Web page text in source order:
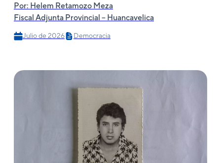
Por: Helem Retamozo Meza
Fiscal Adjunta Provincial – Huancavelica
Julio de 2026 Democracia